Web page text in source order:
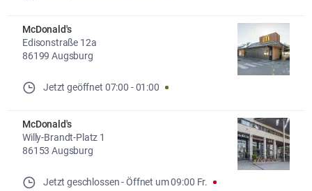
McDonald's
Edisonstraße 12a
86199 Augsburg
Jetzt geöffnet 07:00 -01:00
McDonald's
Willy-Brandt-Platz 1
86153 Augsburg
Jetzt geschlossen - Öffnet um09:00 Fr.